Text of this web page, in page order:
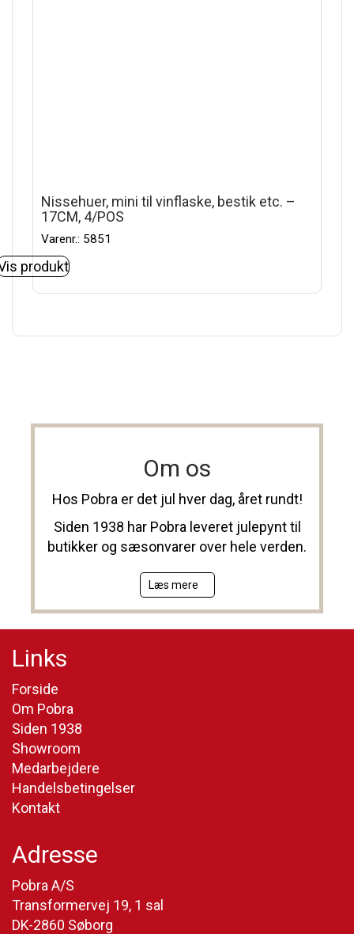
Nissehuer, mini til vinflaske, bestik etc. –
17CM, 4/POS
Varenr.: 5851
produkt
Om os
Hos Pobra er det jul hver dag, året rundt!
Siden 1938 har Pobra leveret julepynt til
butikker og sæsonvarer over hele verden.
Læs mere
Links
Forside
Om Pobra
Siden 1938
Showroom
Medarbejdere
Handelsbetingelser
Kontakt
Adresse
Pobra A/S
Transformervej 19, 1 sal
DK-2860 Søborg